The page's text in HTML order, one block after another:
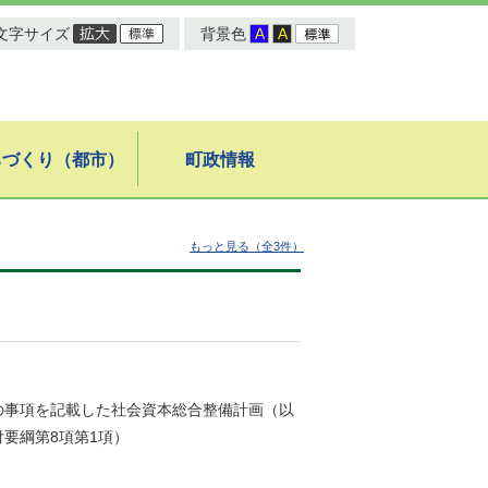
字サイズ 背景色
くり（都市） 町政情報
もっと見る（全3件）
項を記載した社会資本総合整備計画（以
綱第8項第1項）